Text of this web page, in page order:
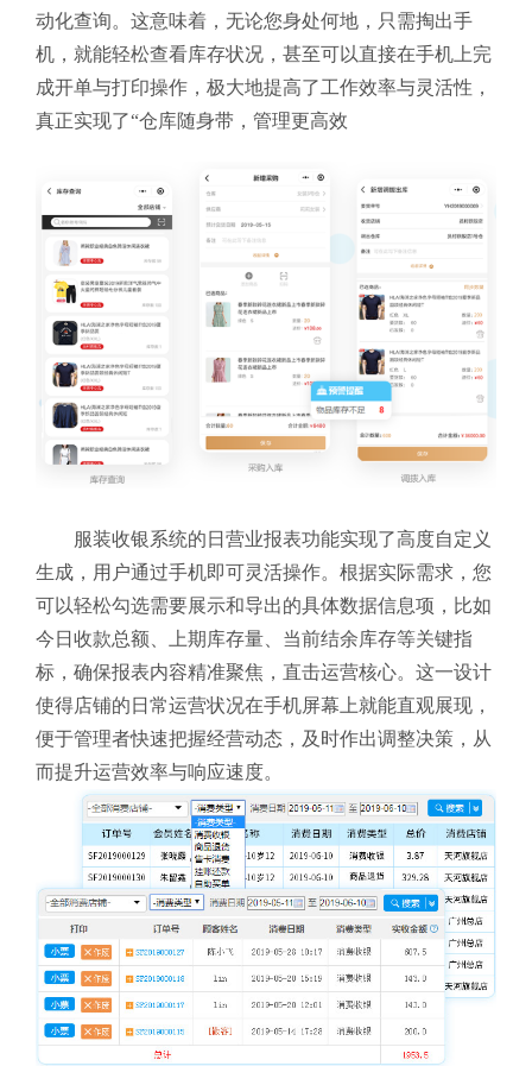
动化查询。这意味着，无论您身处何地，只需掏出手
机，就能轻松查看库存状况，甚至可以直接在手机上完
成开单与打印操作，极大地提高了工作效率与灵活性，
真正实现了“仓库随身带，管理更高效
服装收银系统的日营业报表功能实现了高度自定义
生成，用户通过手机即可灵活操作。根据实际需求，您
可以轻松勾选需要展示和导出的具体数据信息项，比如
今日收款总额、上期库存量、当前结余库存等关键指
标，确保报表内容精准聚焦，直击运营核心。这一设计
使得店铺的日常运营状况在手机屏幕上就能直观展现，
便于管理者快速把握经营动态，及时作出调整决策，从
而提升运营效率与响应速度。